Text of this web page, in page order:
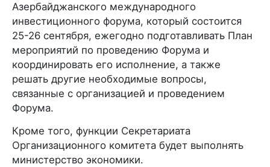
Азербайджанского международного
инвестиционного форума, который состоится
25-26 сентября, ежегодно подготавливать План
мероприятий по проведению Форума и
координировать его исполнение, а также
решать другие необходимые вопросы,
связанные с организацией и проведением
Форума.
Кроме того, функции Секретариата
Организационного комитета будет выполнять
министерство экономики.